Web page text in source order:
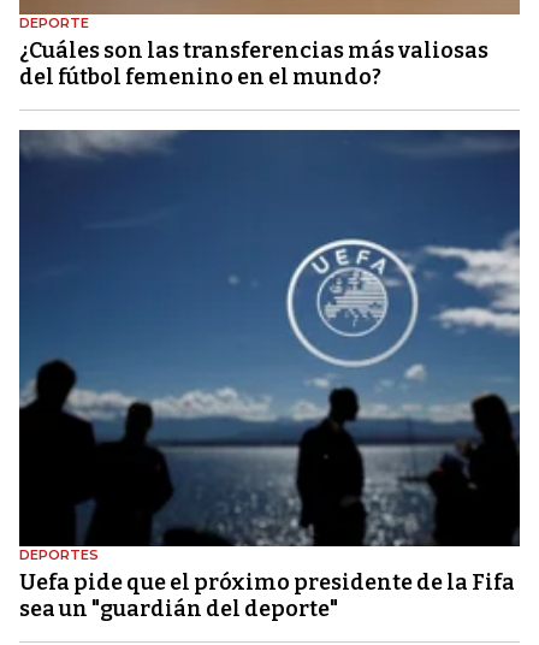
DEPORTE
¿Cuáles son las transferencias más valiosas
del fútbol femenino en el mundo?
DEPORTES
Uefa pide que el próximo presidente de la Fifa
sea un "guardián del deporte"